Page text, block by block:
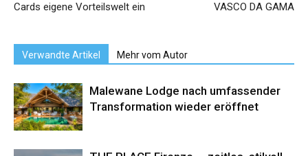
Cards eigene Vorteilswelt ein
VASCO DA GAMA
Verwandte Artikel Mehr vom Autor
Malewane Lodge nach umfassender
Transformation wieder eröffnet